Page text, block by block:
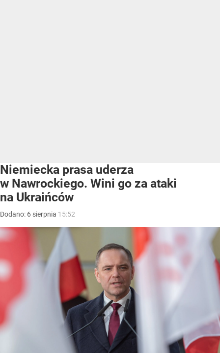
Niemiecka prasa uderza
w Nawrockiego. Wini go za ataki
na Ukraińców
Dodano: 6 sierpnia 15:52